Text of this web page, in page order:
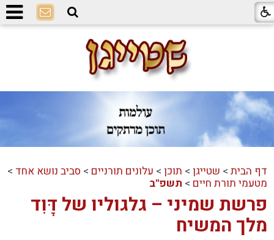
דף הבית > שטייגן > תוכן > עלונים תורניים > סביב נושא אחד >
מטעמי תורת חיים > תשפ"ב
פרשת שמיני – גלגוליו של דָּוִד
מלך המשיח